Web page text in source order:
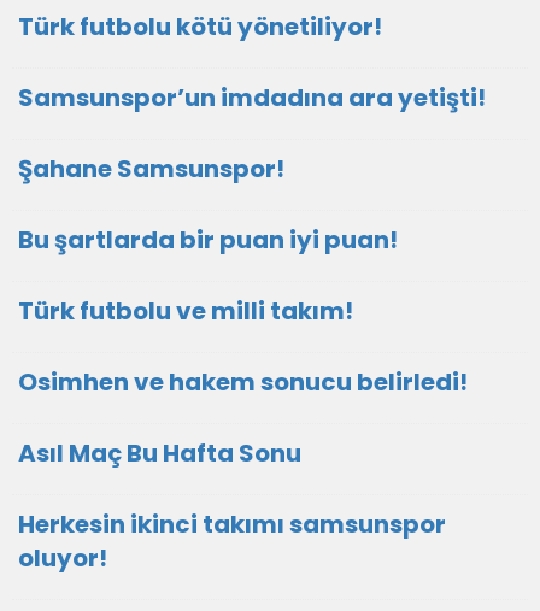
Türk futbolu kötü yönetiliyor!
Samsunspor’un imdadına ara yetişti!
Şahane Samsunspor!
Bu şartlarda bir puan iyi puan!
Türk futbolu ve milli takım!
Osimhen ve hakem sonucu belirledi!
Asıl Maç Bu Hafta Sonu
Herkesin ikinci takımı samsunspor
oluyor!